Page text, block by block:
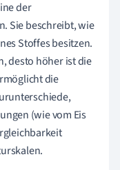
der
Sie beschreibt, wie
Stoffes besitzen.
desto höher ist die
die
(wie vom Eis